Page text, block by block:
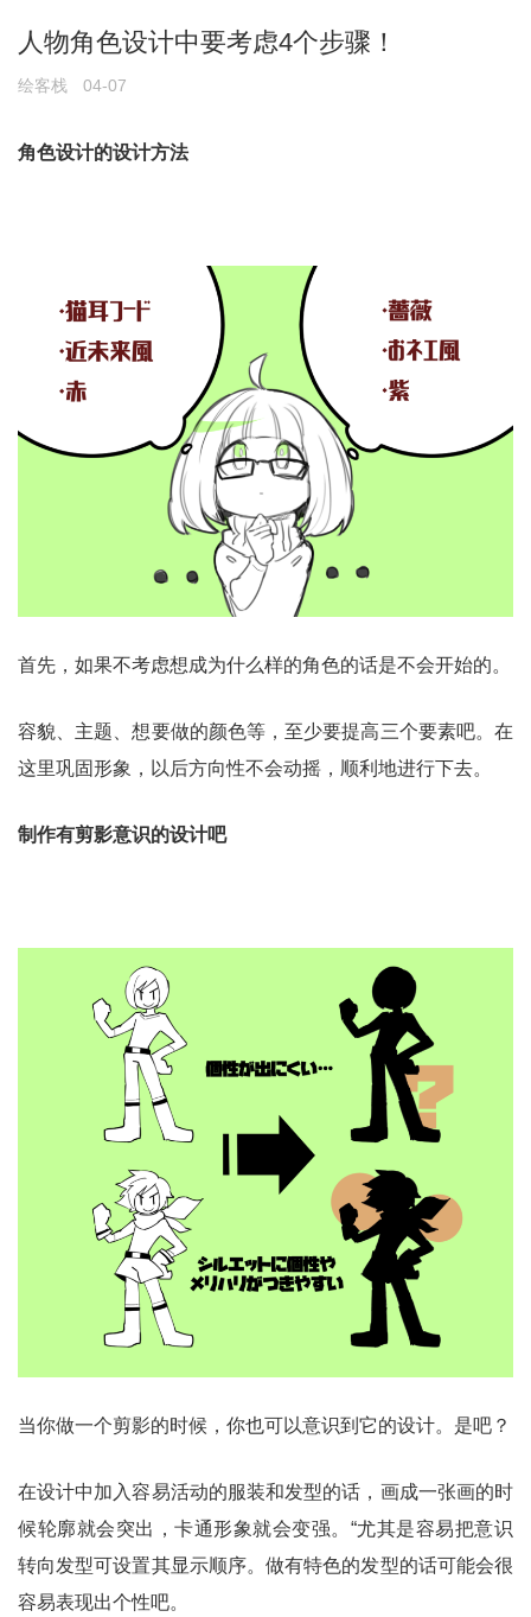
人物角色设计中要考虑4个步骤！
绘客栈 04-07
角色设计的设计方法
首先，如果不考虑想成为什么样的角色的话是不会开始的。
容貌、主题、想要做的颜色等，至少要提高三个要素吧。在
这里巩固形象，以后方向性不会动摇，顺利地进行下去。
制作有剪影意识的设计吧
当你做一个剪影的时候，你也可以意识到它的设计。是吧？
在设计中加入容易活动的服装和发型的话，画成一张画的时
候轮廓就会突出，卡通形象就会变强。“尤其是容易把意识
转向发型可设置其显示顺序。做有特色的发型的话可能会很
容易表现出个性吧。